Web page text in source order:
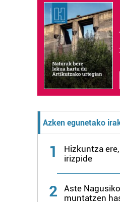
Azken egunetako
1
Hizkuntza
irizpide
2
Aste
muntatzen